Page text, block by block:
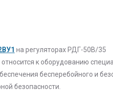
на регуляторах РДГ-50В/35
к оборудованию
бесперебойного и
безопасности.